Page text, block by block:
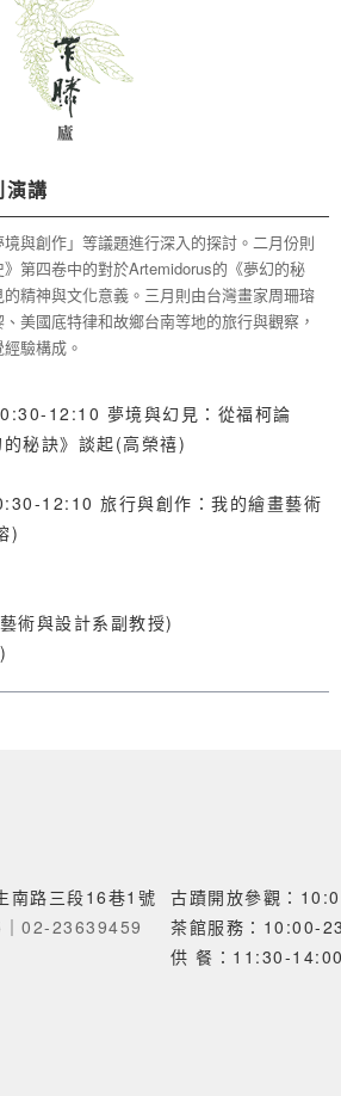
演講
與創作」等議題進行深入的探討。二月份則
第四卷中的對於Artemidorus的《夢幻的秘
精神與文化意義。三月則由台灣畫家周珊瑢
美國底特律和故鄉台南等地的旅行與觀察，
驗構成。
12:10 夢境與幻見：從福柯論
秘訣》談起(高榮禧)
12:10 旅行與創作：我的繪畫藝術
)
術與設計系副教授)
南路三段16巷1號
｜ 02-23639459
古蹟開放參觀：
茶館服務：10:00-
供 餐：11:30-